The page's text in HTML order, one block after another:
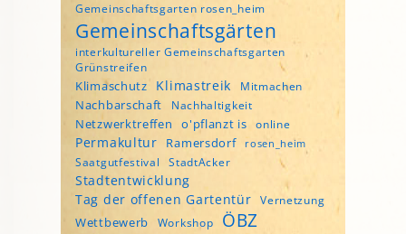
Gemeinschaftsgarten rosen_heim
Gemeinschaftsgärten
interkultureller Gemeinschaftsgarten
Grünstreifen
Klimaschutz Klimastreik Mitmachen
Nachbarschaft Nachhaltigkeit
Netzwerktreffen o'pflanzt is online
Permakultur Ramersdorf rosen_heim
Saatgutfestival StadtAcker
Stadtentwicklung
Tag der offenen Gartentür
Vernetzung
Wettbewerb Workshop ÖBZ